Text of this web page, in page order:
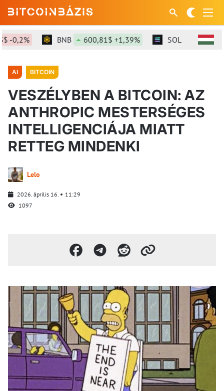
BNB 600,81$ +1,39% SOL 75,93$
AI BITCOIN
VESZÉLYBEN A BITCOIN: AZ
ANTHROPIC MESTERSÉGES
INTELLIGENCIÁJA MIATT
RETTEG MINDENKI
Lelo
2026. április 16.
11:29
1097